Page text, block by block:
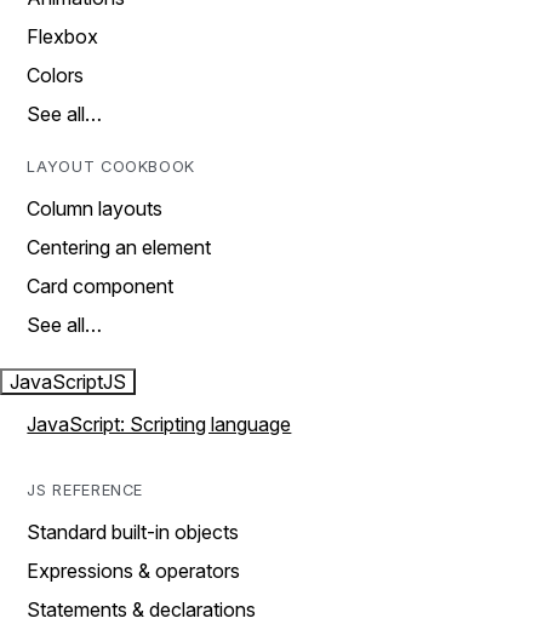
Flexbox
Colors
See all…
LAYOUT COOKBOOK
Column layouts
Centering an element
Card component
See all…
JavaScriptJS
JavaScript: Scripting language
JS REFERENCE
Standard built-in objects
Expressions & operators
Statements & declarations